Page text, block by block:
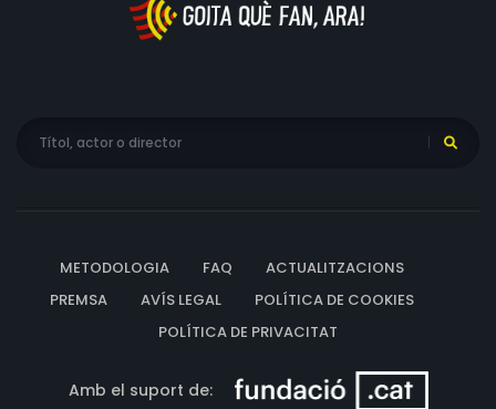
METODOLOGIA FAQ
ACTUALITZACIONS
PREMSA
AVÍS LEGAL
POLÍTICA DE COOKIES
POLÍTICA DE PRIVACITAT
Amb el suport de: